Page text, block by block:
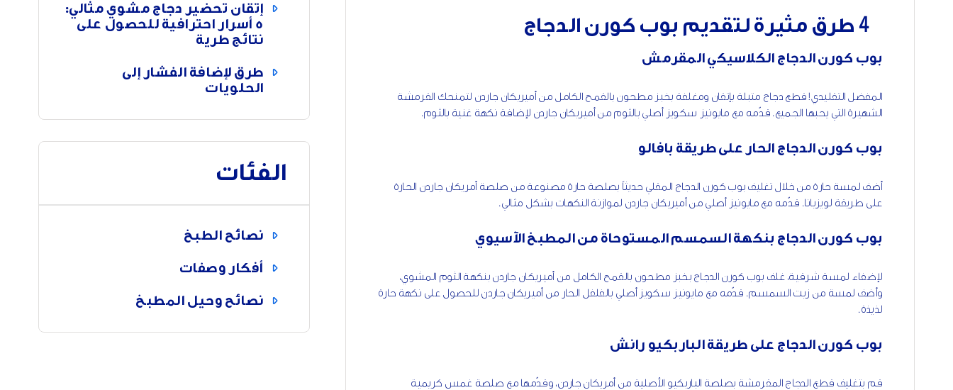
4 طرق مثيرة لتقديم بوب كورن الدجاج
بوب كورن الدجاج الكلاسيكي المقرمش
المفضل التقليدي! قطع دجاج متبلة بإتقان ومغلفة بخبز مطحون بالقمح الكامل من أميريكان جاردن لتمنحك القرمشة
الشهيرة التي يحبها الجميع. قدّمه مع مايونيز سكويز أصلي بالثوم من أميريكان جاردن لإضافة نكهة غنية بالثوم.
بوب كورن الدجاج الحار على طريقة بافالو
أضف لمسة حارة من خلال تغليف بوب كورن الدجاج المقلي حديثاً بصلصة حارة مصنوعة من صلصة أمريكان جاردن الحارة
على طريقة لويزيانا. قدّمه مع مايونيز أصلي من أميريكان جاردن لموازنة النكهات بشكل مثالي.
بوب كورن الدجاج بنكهة السمسم المستوحاة من المطبخ الآسيوي
لإضفاء لمسة شرقية، غلف بوب كورن الدجاج بخبز مطحون بالقمح الكامل من أميريكان جاردن بنكهة الثوم المشوي،
وأضف لمسة من زيت السمسم. قدّمه مع مايونيز سكويز أصلي بالفلفل الحار من أميريكان جاردن للحصول على نكهة حارة
لذيذة.
بوب كورن الدجاج على طريقة الباربكيو رانش
قم بتغليف قطع الدجاج المقرمشة بصلصة الباربكيو الأصلية من أمريكان جاردن، وقدّمها مع صلصة غمس كريمية
إتقان تحضير دجاج مشوي مثالي:
5 أسرار احترافية للحصول على
نتائج طرية
طرق لإضافة الفشار إلى
الحلويات
الفئات
نصائح الطبخ
أفكار وصفات
نصائح وحيل المطبخ